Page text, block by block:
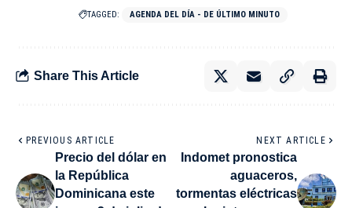
TAGGED: AGENDA DEL DÍA - DE ÚLTIMO MINUTO
Share This Article
PREVIOUS ARTICLE
Precio del dólar en
la República
Dominicana este
NEXT ARTICLE
Indomet pronostica
aguaceros,
tormentas eléctricas